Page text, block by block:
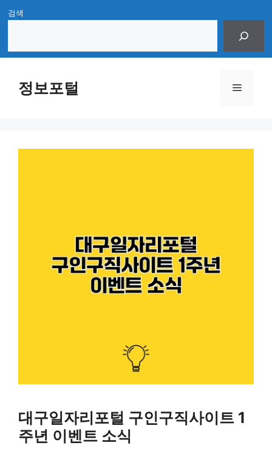
Skip
content
검색
정보포털 Menu
대구일자리포털 구인구직사이트 1
주년 이벤트 소식